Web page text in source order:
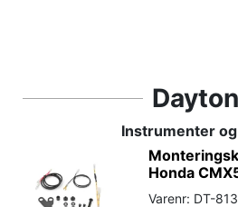
Instrumenter
Honda
Varenr: DT-